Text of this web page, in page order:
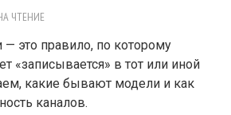
ЧТЕНИЕ
это правило, по которому
«записывается» в тот или иной
какие бывают модели и как
каналов.